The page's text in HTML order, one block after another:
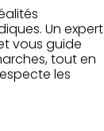
Un expert
vous guide
tout en
les